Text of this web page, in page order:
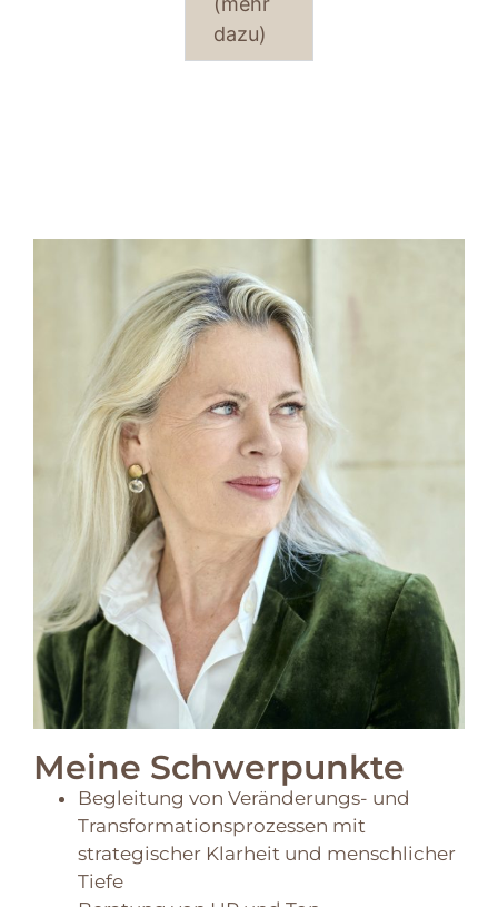
dazu)
Meine Schwerpunkte
Begleitung von Veränderungs- und
Transformationsprozessen mit
strategischer Klarheit und menschlicher
Tiefe